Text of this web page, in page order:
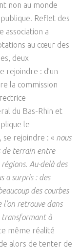
non au monde
Reflet des
association a
au cœur des
deux
rejoindre : d’un
la commission
du Bas-Rhin et
le
rejoindre : « nous
de terrain entre
Au-delà des
a surpris : des
des courbes
retrouve dans
transformant à
même réalité
alors de tenter de